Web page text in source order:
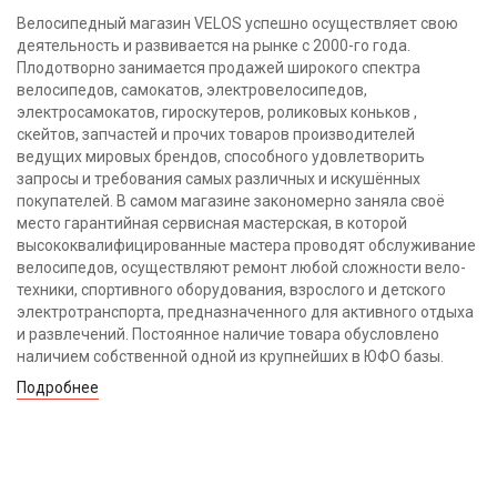
Велосипедный магазин VELOS успешно осуществляет свою
деятельность и развивается на рынке с 2000-го года.
Плодотворно занимается продажей широкого спектра
велосипедов, самокатов, электровелосипедов,
электросамокатов, гироскутеров, роликовых коньков ,
скейтов, запчастей и прочих товаров производителей
ведущих мировых брендов, способного удовлетворить
запросы и требования самых различных и искушённых
покупателей. В самом магазине закономерно заняла своё
место гарантийная сервисная мастерская, в которой
высококвалифицированные мастера проводят обслуживание
велосипедов, осуществляют ремонт любой сложности вело-
техники, спортивного оборудования, взрослого и детского
электротранспорта, предназначенного для активного отдыха
и развлечений. Постоянное наличие товара обусловлено
наличием собственной одной из крупнейших в ЮФО базы.
Подробнее